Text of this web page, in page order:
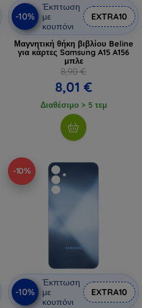
-10%
Έκπτωση
με
κουπόνι
EXTRA10
Μαγνητική θήκη βιβλίου Beline
για κάρτες Samsung A15 A156
μπλε
8,90 €
8,01 €
Διαθέσιμο > 5 τεμ
-10%
-10%
Έκπτωση
με
κουπόνι
EXTRA10